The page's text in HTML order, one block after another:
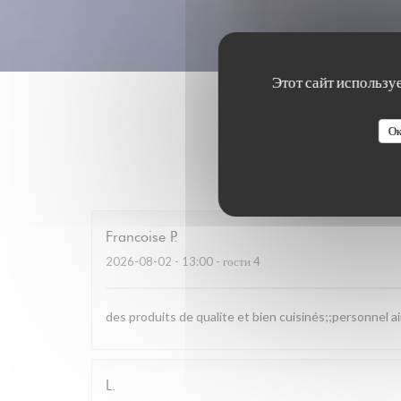
Этот сайт
Оценки
Francoise P
2026-08-02 - 13:00 - гости 4
des produits de qualite et bien cuisinés;;personnel
L